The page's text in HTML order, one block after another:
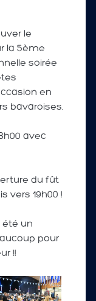
le
la 5ème
soirée
en
bavaroises.
avec
du fût
vers 19h00 !
été un
pour
!!